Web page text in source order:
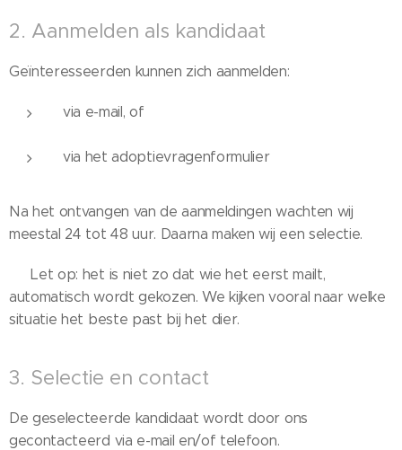
2. Aanmelden als kandidaat
Geïnteresseerden kunnen zich aanmelden:
via e-mail, of
via het adoptievragenformulier
Na het ontvangen van de aanmeldingen wachten wij
meestal 24 tot 48 uur. Daarna maken wij een selectie.
👉 Let op: het is niet zo dat wie het eerst mailt,
automatisch wordt gekozen. We kijken vooral naar welke
situatie het beste past bij het dier.
3. Selectie en contact
De geselecteerde kandidaat wordt door ons
gecontacteerd via e-mail en/of telefoon.